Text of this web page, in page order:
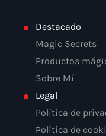
Destacado
Magic Secrets
Productos
Sobre Mí
Legal
Política de
Política de